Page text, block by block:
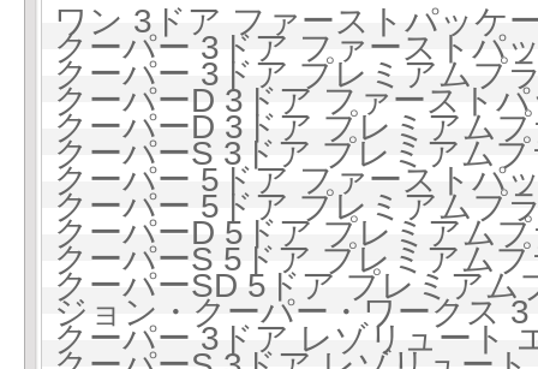
ワン 3ドア ファーストパッ
クーパー 3ドア ファースト
クーパー 3ドア プレミアム
クーパーD 3ドア ファースト
クーパーD 3ドア プレミアム
クーパーS 3ドア プレミアム
クーパー 5ドア ファースト
クーパー 5ドア プレミアム
クーパーD 5ドア プレミアム
クーパーS 5ドア プレミアム
クーパーSD 5ドア プレミア
ジョン・クーパー・ワーク
クーパー 3ドア レゾリュー